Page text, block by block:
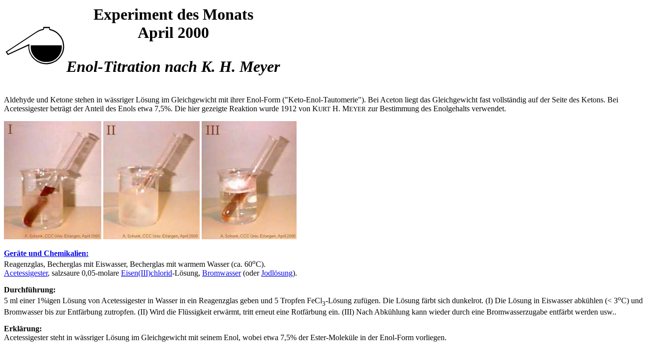
Experiment des Monats
April 2000
Enol-Titration nach K. H. Meyer
Aldehyde und Ketone stehen in wässriger Lösung im Gleichgewicht mit ihrer Enol-Form ("Keto-Enol-Tautomerie"). Bei Aceton liegt das Gleichgewicht fast vollständig auf der Seite des Ketons. Bei
Acetessigester beträgt der Anteil des Enols etwa 7,5%. Die hier gezeigte Reaktion wurde 1912 von KURT H. MEYER zur Bestimmung des Enolgehalts verwendet.
Geräte und Chemikalien:
Reagenzglas, Becherglas mit Eiswasser, Becherglas mit warmem Wasser (ca. 60oC).
Acetessigester, salzsaure 0,05-molare Eisen(III)chlorid-Lösung, Bromwasser(oderJodlösung).
Durchführung:
5 ml einer 1%igen Lösung von Acetessigester in Wasser in ein Reagenzglas geben und 5 Tropfen FeCl3-Lösung zufügen. Die Lösung färbt sich dunkelrot. (I) Die Lösung in Eiswasser abkühlen (< 3oC) und
Bromwasser bis zur Entfärbung zutropfen. (II) Wird die Flüssigkeit erwärmt, tritt erneut eine Rotfärbung ein. (III) Nach Abkühlung kann wieder durch eine Bromwasserzugabe entfärbt werden usw..
Erklärung:
Acetessigester steht in wässriger Lösung im Gleichgewicht mit seinem Enol, wobei etwa 7,5% der Ester-Moleküle in der Enol-Form vorliegen.